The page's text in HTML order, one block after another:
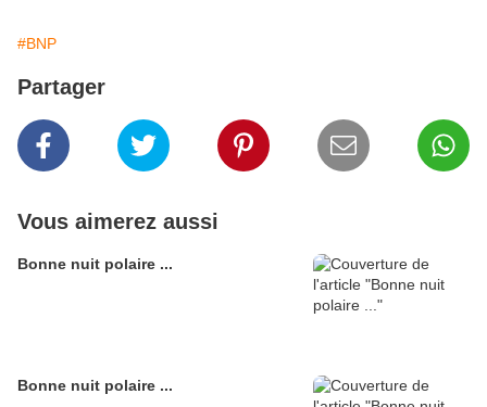
#BNP
Partager
Vous aimerez aussi
Bonne nuit polaire ...
Bonne nuit polaire ...